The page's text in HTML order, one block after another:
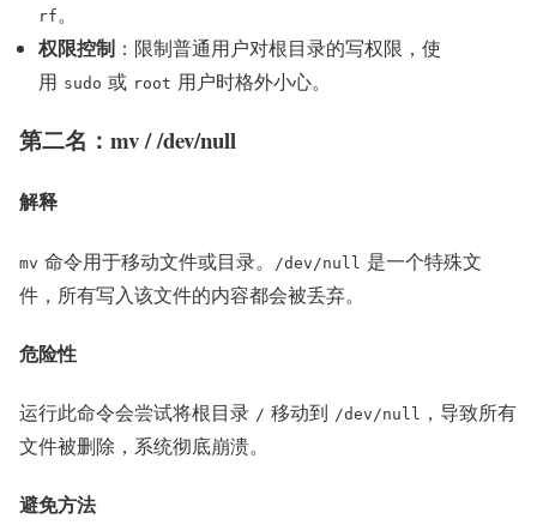
rf。
权限控制 ：限制普通用户对根目录的写权限，使
用 sudo 或 root 用户时格外小心。
第二名：mv / /dev/null
解释
mv 命令用于移动文件或目录。 /dev/null 是一个特殊文
件，所有写入该文件的内容都会被丢弃。
危险性
运行此命令会尝试将根目录 / 移动到 /dev/null ，导致所有
文件被删除，系统彻底崩溃。
避免方法